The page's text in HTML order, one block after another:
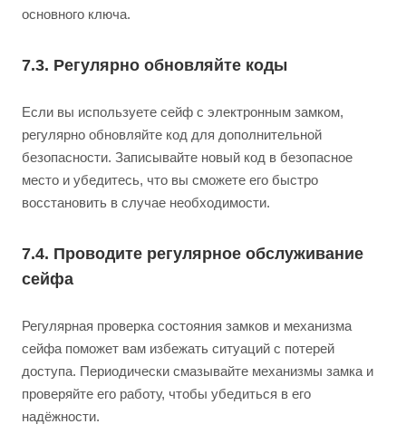
основного ключа.
7.3. Регулярно обновляйте коды
Если вы используете сейф с электронным замком,
регулярно обновляйте код для дополнительной
безопасности. Записывайте новый код в безопасное
место и убедитесь, что вы сможете его быстро
восстановить в случае необходимости.
7.4. Проводите регулярное обслуживание
сейфа
Регулярная проверка состояния замков и механизма
сейфа поможет вам избежать ситуаций с потерей
доступа. Периодически смазывайте механизмы замка и
проверяйте его работу, чтобы убедиться в его
надёжности.